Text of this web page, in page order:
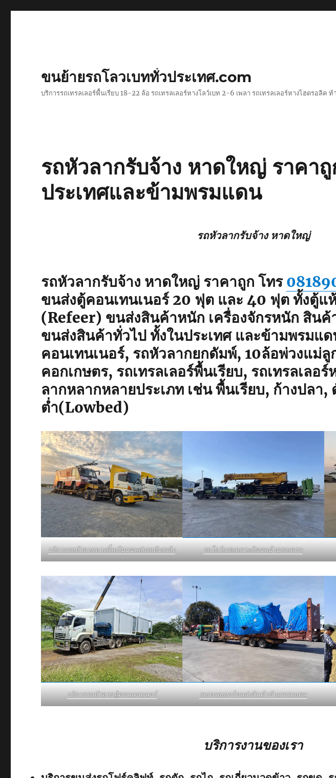
ขนย้ายรถโลวเบททั่วประเทศ.com
บริการรถเทรลเลอร์พื้นเรียบ 18-22 ล้อ รถเทรลเลอร์หางโลว์เบท 2-6 เพลา รถเทรลเลอร์หางไฮดรอ
รถหัวลากรับจ้าง หาดใหญ่ ราคา
ประเทศและข้ามพรมแดน
รถหัวลากรับจ้าง หาดใหญ่
รถหัวลากรับจ้าง หาดใหญ่ ราคาถูก โทร
ขนส่งตู้คอนเทนเนอร์ 20 ฟุต และ 40 ฟุต ทั้งตู้แ
(Refeer) ขนส่งสินค้าหนัก เครื่องจักรหนัก สิน
ขนส่งสินค้าทั่วไป ทั้งในประเทศ และข้ามพรมแ
คอนเทนเนอร์, รถหัวลากยกดัมพ์, 10ล้อพ่วงแม่
คอกเกษตร, รถเทรลเลอร์พื้นเรียบ, รถเทรลเลอ
ลากหลากหลายประเภท เช่น พื้นเรียบ, ก้างปลา
ต่ำ(Lowbed)
บริการรถหัวลากหางพื้นเรียบขนส่งรถดับเพลิง รถโลว์เบดเฉพาะกิจขนย้ายรถเครน
บริการรถหัวลากตู้คอนเทนเนอร์ รถเทรลเลอร์ขนส่งสินค้าข้ามพรมแดน
บริการงานของเรา